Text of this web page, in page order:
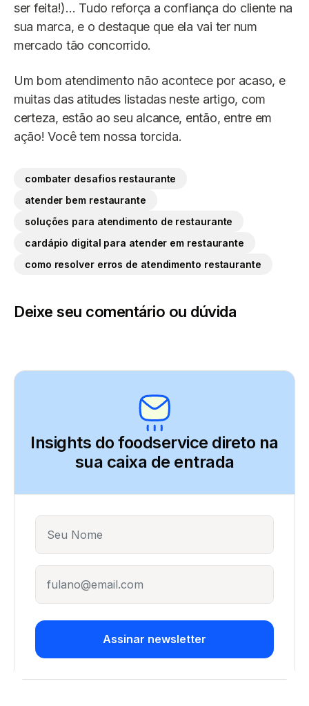
ser feita!)... Tudo reforça a confiança do cliente na
sua marca, e o destaque que ela vai ter num
mercado tão concorrido.
Um bom atendimento não acontece por acaso, e
muitas das atitudes listadas neste artigo, com
certeza, estão ao seu alcance, então, entre em
ação! Você tem nossa torcida.
combater desafios restaurante
atender bem restaurante
soluções para atendimento de restaurante
cardápio digital para atender em restaurante
como resolver erros de atendimento restaurante
Deixe seu comentário ou dúvida
Insights do foodservice direto na
sua caixa de entrada
Assinar newsletter